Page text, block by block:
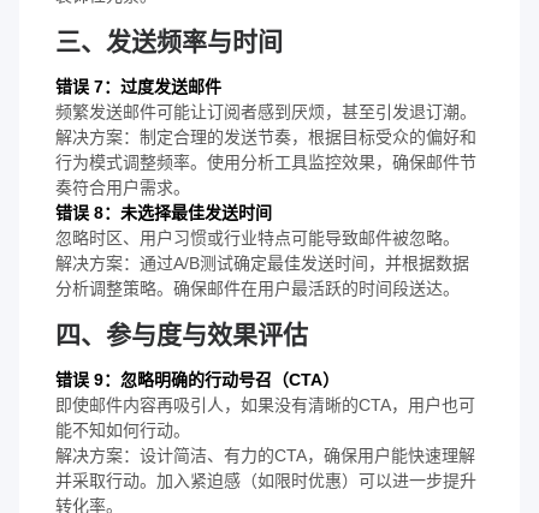
三、发送频率与时间
错误 7：过度发送邮件
频繁发送邮件可能让订阅者感到厌烦，甚至引发退订潮。
解决方案：制定合理的发送节奏，根据目标受众的偏好和
行为模式调整频率。使用分析工具监控效果，确保邮件节
奏符合用户需求。
错误 8：未选择最佳发送时间
忽略时区、用户习惯或行业特点可能导致邮件被忽略。
解决方案：通过A/B测试确定最佳发送时间，并根据数据
分析调整策略。确保邮件在用户最活跃的时间段送达。
四、参与度与效果评估
错误 9：忽略明确的行动号召（CTA）
即使邮件内容再吸引人，如果没有清晰的CTA，用户也可
能不知如何行动。
解决方案：设计简洁、有力的CTA，确保用户能快速理解
并采取行动。加入紧迫感（如限时优惠）可以进一步提升
转化率。